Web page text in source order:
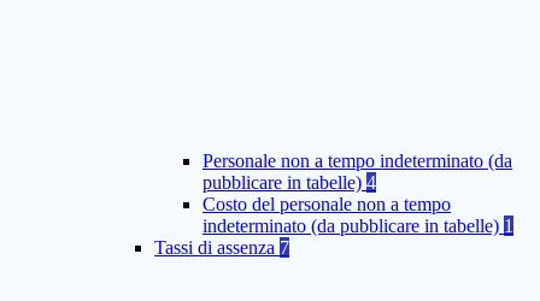
Personale non a tempo indeterminato (da
pubblicare in tabelle) 4
Costo del personale non a tempo
indeterminato (da pubblicare in tabelle) 1
Tassi di assenza 7